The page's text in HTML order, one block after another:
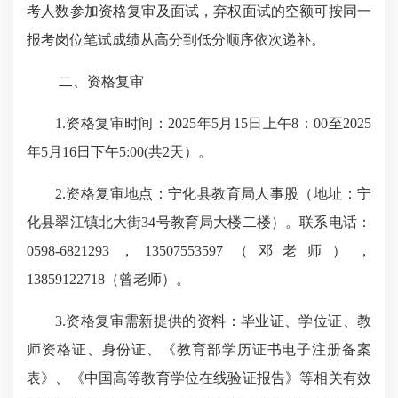
考人数参加资格复审及面试，弃权面试的空额可按同一
报考岗位笔试成绩从高分到低分顺序依次递补。
二、资格复审
1.资格复审时间：2025年5月15日上午8：00至2025
年5月16日下午5:00(共2天）。
2.资格复审地点：宁化县教育局人事股（地址：宁
化县翠江镇北大街34号教育局大楼二楼）。联系电话：
0598-6821293，13507553597（邓老师），
13859122718（曾老师）。
3.资格复审需新提供的资料：毕业证、学位证、教
师资格证、身份证、《教育部学历证书电子注册备案
表》、《中国高等教育学位在线验证报告》等相关有效